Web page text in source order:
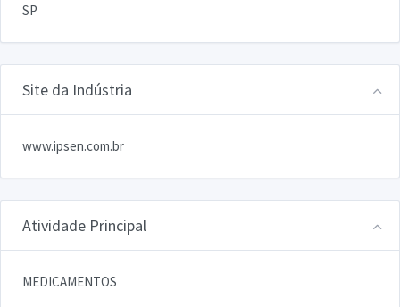
SP
Site da Indústria
www.ipsen.com.br
Atividade Principal
MEDICAMENTOS